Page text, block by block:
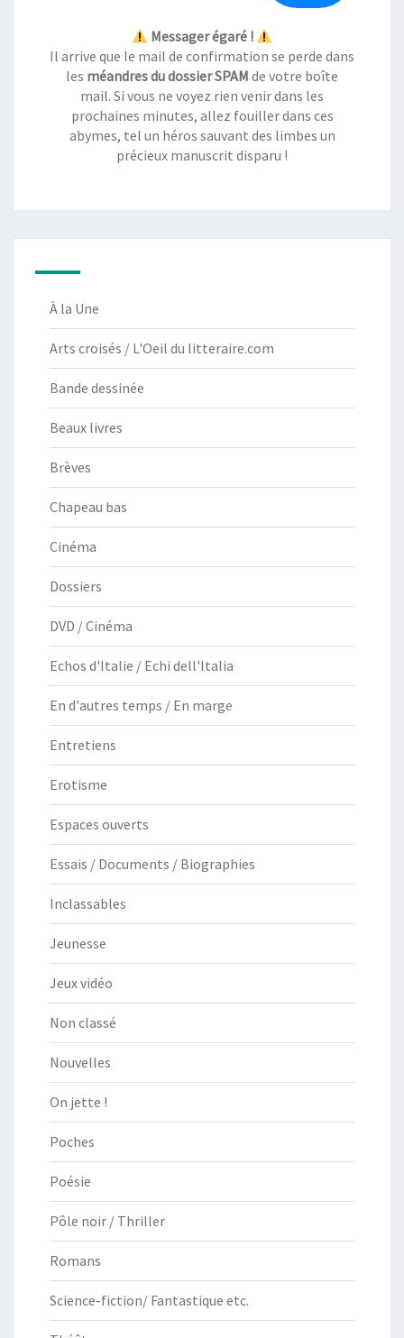
Messager égaré !
Il arrive que le mail de confirmation se perde dans
les méandres du dossier SPAM de votre boîte
mail. Si vous ne voyez rien venir dans les
prochaines minutes, allez fouiller dans ces
abymes, tel un héros sauvant des limbes un
précieux manuscrit disparu !
À la Une
Arts croisés / L'Oeil du litteraire.com
Bande dessinée
Beaux livres
Brèves
Chapeau bas
Cinéma
Dossiers
DVD / Cinéma
Echos d'Italie / Echi dell'Italia
En d'autres temps / En marge
Entretiens
Erotisme
Espaces ouverts
Essais / Documents / Biographies
Inclassables
Jeunesse
Jeux vidéo
Non classé
Nouvelles
On jette !
Poches
Poésie
Pôle noir / Thriller
Romans
Science-fiction/ Fantastique etc.